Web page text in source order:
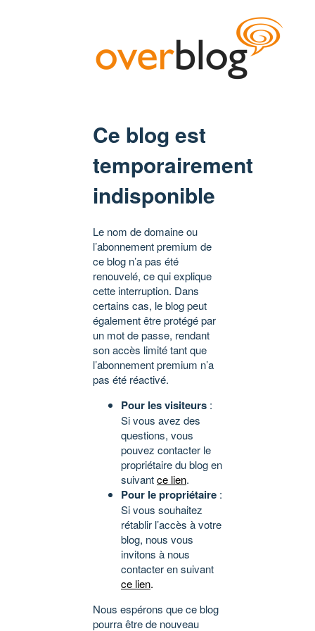
Ce blog est
temporairement
indisponible
Le nom de domaine ou
l’abonnement premium de
ce blog n’a pas été
renouvelé, ce qui explique
cette interruption. Dans
certains cas, le blog peut
également être protégé par
un mot de passe, rendant
son accès limité tant que
l’abonnement premium n’a
pas été réactivé.
Pour les visiteurs :
Si vous avez des
questions, vous
pouvez contacter le
propriétaire du blog en
suivantce lien.
Pour le propriétaire :
Si vous souhaitez
rétablir l’accès à votre
blog, nous vous
invitons à nous
contacter en suivant
ce lien.
Nous espérons que ce blog
pourra être de nouveau